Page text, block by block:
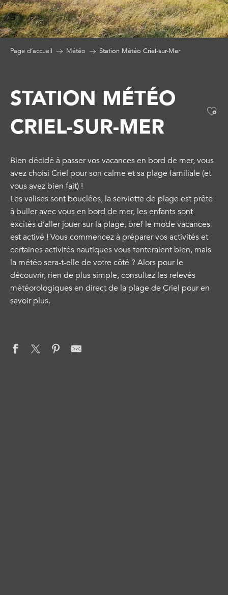
Page d’accueil Météo Station Météo Criel-sur-Mer
STATION MÉTÉO
CRIEL-SUR-MER
Bien décidé à passer vos vacances en bord de mer, vous
avez choisi Criel pour son calme et sa plage familiale (et
vous avez bien fait) !
Les valises sont bouclées, la serviette de plage est prête
à buller avec vous en bord de mer, les enfants sont
excités d’aller jouer sur la plage, bref le mode vacances
est activé ! Vous commencez à préparer vos activités et
certaines activités nautiques vous tenteraient bien, mais
la météo sera-t-elle de votre côté ? Alors pour le
découvrir, rien de plus simple, consultez les relevés
météorologiques en direct de la plage de Criel pour en
savoir plus.